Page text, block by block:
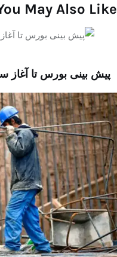
May Also Like
پیش بینی بورس تا آغاز سال ۱۴۰۴ با اهرم فشار